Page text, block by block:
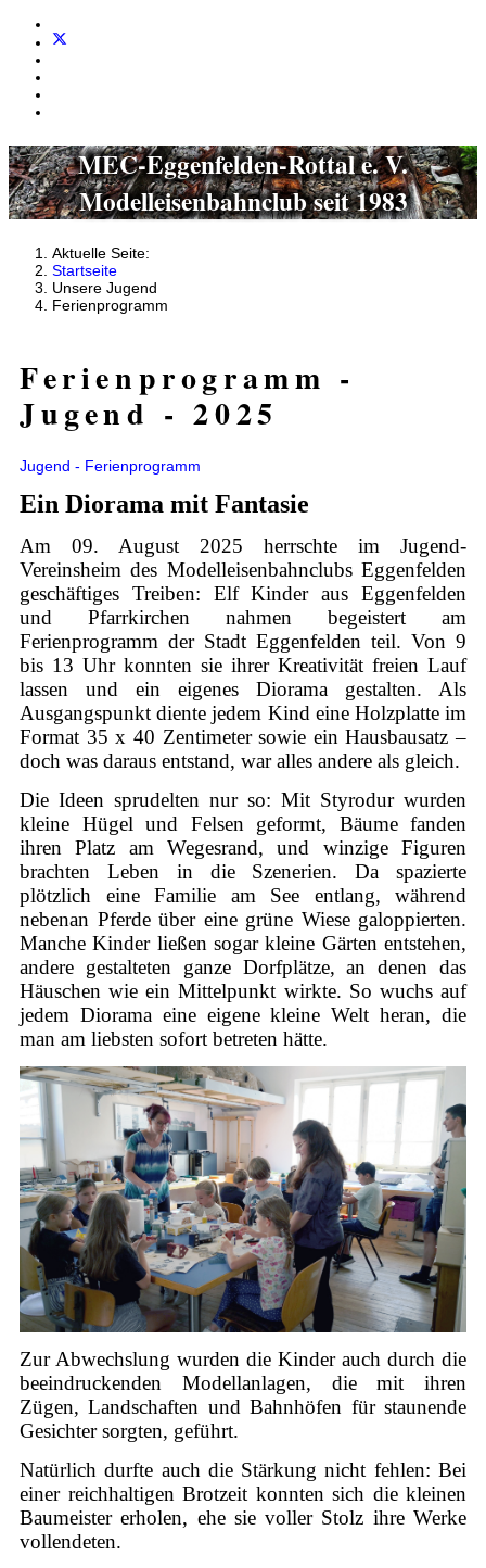
MEC-Eggenfelden-Rottal e. V.
Modelleisenbahnclub seit 1983
Aktuelle Seite:
Startseite
Unsere Jugend
Ferienprogramm
Ferienprogramm -
Jugend - 2025
Jugend - Ferienprogramm
Ein Diorama mit Fantasie
Am 09. August 2025 herrschte im Jugend-
Vereinsheim des Modelleisenbahnclubs Eggenfelden
geschäftiges Treiben: Elf Kinder aus Eggenfelden
und Pfarrkirchen nahmen begeistert am
Ferienprogramm der Stadt Eggenfelden teil. Von 9
bis 13 Uhr konnten sie ihrer Kreativität freien Lauf
lassen und ein eigenes Diorama gestalten. Als
Ausgangspunkt diente jedem Kind eine Holzplatte im
Format 35 x 40 Zentimeter sowie ein Hausbausatz –
doch was daraus entstand, war alles andere als gleich.
Die Ideen sprudelten nur so: Mit Styrodur wurden
kleine Hügel und Felsen geformt, Bäume fanden
ihren Platz am Wegesrand, und winzige Figuren
brachten Leben in die Szenerien. Da spazierte
plötzlich eine Familie am See entlang, während
nebenan Pferde über eine grüne Wiese galoppierten.
Manche Kinder ließen sogar kleine Gärten entstehen,
andere gestalteten ganze Dorfplätze, an denen das
Häuschen wie ein Mittelpunkt wirkte. So wuchs auf
jedem Diorama eine eigene kleine Welt heran, die
man am liebsten sofort betreten hätte.
Zur Abwechslung wurden die Kinder auch durch die
beeindruckenden Modellanlagen, die mit ihren
Zügen, Landschaften und Bahnhöfen für staunende
Gesichter sorgten, geführt.
Natürlich durfte auch die Stärkung nicht fehlen: Bei
einer reichhaltigen Brotzeit konnten sich die kleinen
Baumeister erholen, ehe sie voller Stolz ihre Werke
vollendeten.